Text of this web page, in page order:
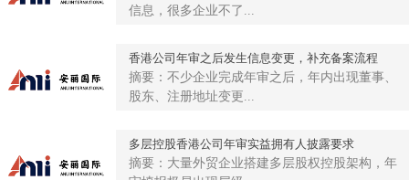
信息，很多企业不了...
香港公司年审之后发生信息变更，补充备案流程
摘要：不少企业完成年审之后，年内出现董事、
股东、注册地址变更...
多层控股香港公司年审实益拥有人披露要求
摘要：大量外贸企业搭建多层股权控股架构，年